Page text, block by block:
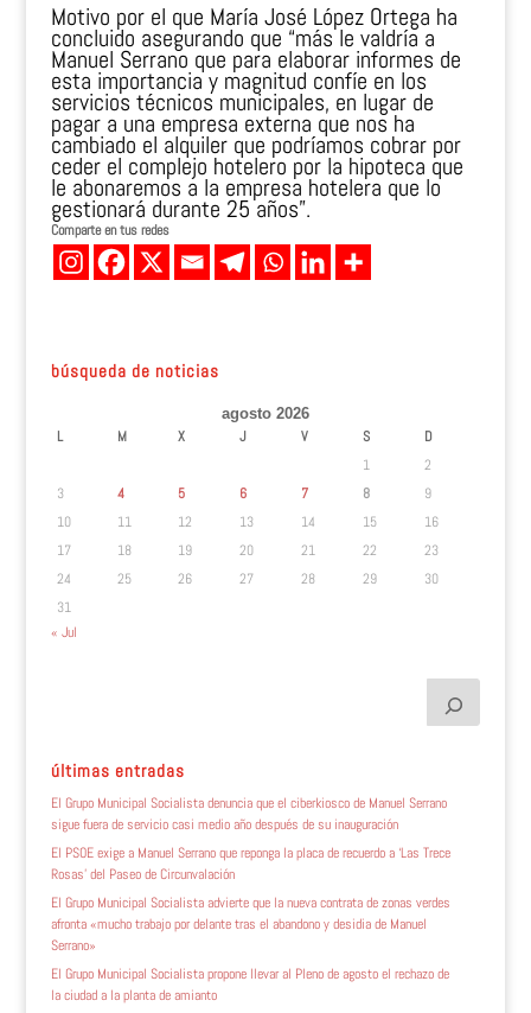
Motivo por el que María José López Ortega ha
concluido asegurando que “más le valdría a
Manuel Serrano que para elaborar informes de
esta importancia y magnitud confíe en los
servicios técnicos municipales, en lugar de
pagar a una empresa externa que nos ha
cambiado el alquiler que podríamos cobrar por
ceder el complejo hotelero por la hipoteca que
le abonaremos a la empresa hotelera que lo
gestionará durante 25 años”.
Comparte en tus redes
búsqueda de noticias
agosto 2026
L M X J V S
D
1
2
3
4 5 6 7 8
9
10
11 12 13 14 15
16
17
18 19 20 21 22
23
24
25 26 27 28 29
30
31
« Jul
últimas entradas
El Grupo Municipal Socialista denuncia que el ciberkiosco de Manuel Serrano
sigue fuera de servicio casi medio año después de su inauguración
El PSOE exige a Manuel Serrano que reponga la placa de recuerdo a ‘Las Trece
Rosas’ del Paseo de Circunvalación
El Grupo Municipal Socialista advierte que la nueva contrata de zonas verdes
afronta «mucho trabajo por delante tras el abandono y desidia de Manuel
Serrano»
El Grupo Municipal Socialista propone llevar al Pleno de agosto el rechazo de
la ciudad a la planta de amianto